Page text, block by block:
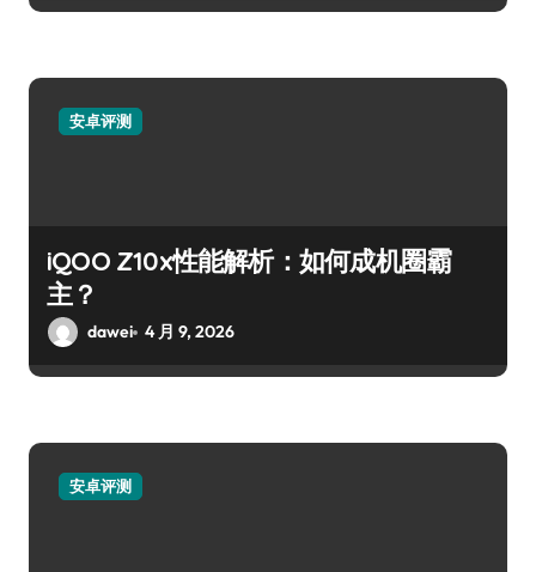
安卓评测
iQOO Z10x性能解析：如何成机圈霸
主？
dawei 4 月 9, 2026
安卓评测